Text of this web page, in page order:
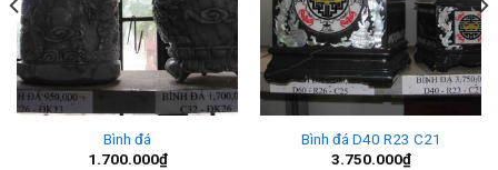
Bình đá
1.700.000₫
Bình đá D40 R23 C21
3.750.000₫